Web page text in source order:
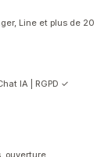
Line et plus de 20
IA | RGPD ✓
ouverture